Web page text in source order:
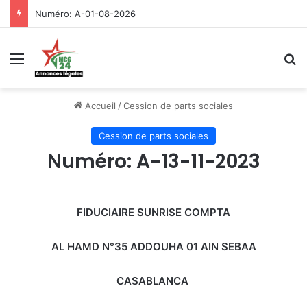
Numéro: A-01-08-2026
Menu
Accueil /Cession de parts sociales
Cession de parts sociales
Numéro: A-13-11-2023
FIDUCIAIRE SUNRISE COMPTA
AL HAMD N°35 ADDOUHA 01 AIN SEBAA
CASABLANCA